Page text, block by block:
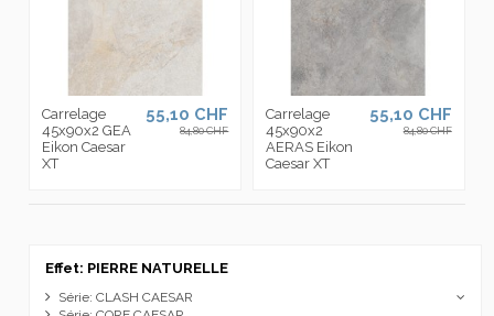
Carrelage
45x90x2 GEA
Eikon Caesar
XT
55,10 CHF
84,80 CHF
Carrelage
45x90x2
AERAS Eikon
Caesar XT
55,10 CHF
84,80 CHF
Effet: PIERRE NATURELLE
Série: CLASH CAESAR